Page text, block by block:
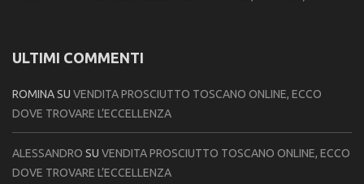
ULTIMI COMMENTI
ROMINASU VENDITA PROSCIUTTO TOSCANO ONLINE, ECCO
DOVE TROVARE L’ECCELLENZA
ALESSANDRO SU VENDITA PROSCIUTTO TOSCANO ONLINE, ECCO
DOVE TROVARE L’ECCELLENZA